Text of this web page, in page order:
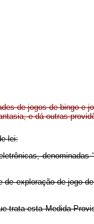
de jogos de bingo e
e dá outras
lei:
denominadas
exploração de jogo
esta Medida